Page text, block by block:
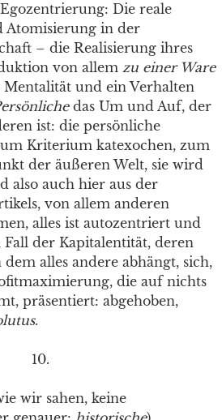
Die reale
Atomisierung in der
– die Realisierung ihres
von allem zu einer Ware
und ein Verhalten
das Um und Auf, der
ist: die persönliche
Kriterium katexochen, zum
der äußeren Welt, sie wird
also auch hier aus der
von allem anderen
alles ist autozentriert und
der Kapitalentität, deren
alles andere abhängt, sich,
die auf nichts
präsentiert: abgehoben,
.
10.
wir sahen, keine